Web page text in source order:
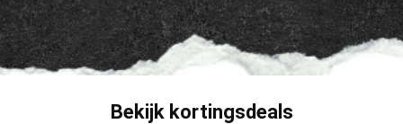
Bekijk kortingsdeals